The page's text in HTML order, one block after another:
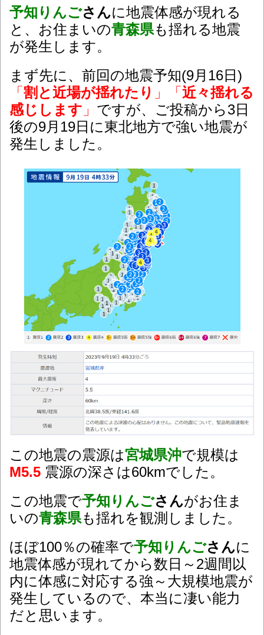
予知りんごさんに地震体感が現れる
と、お住まいの青森県も揺れる地震
が発生します。
まず先に、前回の地震予知(9月16日)
「 割と近場が揺れたり 」「 近々揺れる
感じします 」 ですが、ご投稿から3日
後の9月19日に東北地方で強い地震が
発生しました。
この地震の震源は宮城県沖で規模は
M5.5 震源の深さは60kmでした。
この地震で予知りんごさんがお住ま
いの青森県も揺れを観測しました。
ほぼ100％の確率で予知りんごさんに
地震体感が現れてから数日～2週間以
内に体感に対応する強～大規模地震が
発生しているので、本当に凄い能力
だと思います。